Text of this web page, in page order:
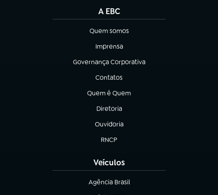
A EBC
Quem somos
(abre em nova aba)
Imprensa
(abre em nova aba)
Governança Corporativa
(abre em nova aba)
Contatos
(abre em nova aba)
Quem é Quem
(abre em nova aba)
Diretoria
(abre em nova aba)
Ouvidoria
(abre em nova aba)
RNCP
(abre em nova aba)
Veículos
Agência Brasil
(abre em nova aba)